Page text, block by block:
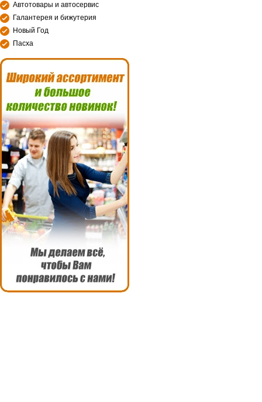
Автотовары и автосервис
Галантерея и бижутерия
Новый Год
Пасха